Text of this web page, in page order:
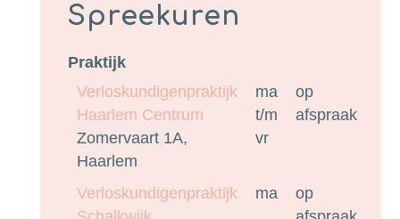
Spreekuren
Praktijk
Verloskundigenpraktijk
Haarlem Centrum
Zomervaart 1A,
Haarlem
ma
t/m
vr
op
afspraak
Verloskundigenpraktijk
ma
op